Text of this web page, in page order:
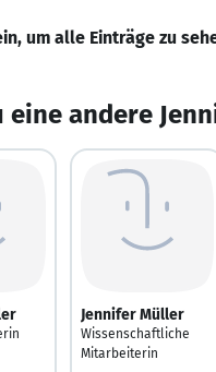
um alle Einträge zu
eine andere
Jennifer Müller
Wissenschaftliche
Mitarbeiterin